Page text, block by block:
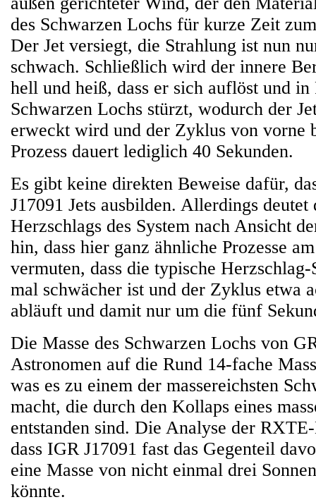
des Schwarzen Lochs für kurze Zeit
Der Jet versiegt, die Strahlung ist nun
schwach. Schließlich wird der innere
hell und heiß, dass er sich auflöst und in
Schwarzen Lochs stürzt, wodurch der
erweckt wird und der Zyklus von vorne
Prozess dauert lediglich 40 Sekunden.
Es gibt keine direkten Beweise dafür,
J17091 Jets ausbilden. Allerdings deutet
Herzschlags des System nach Ansicht
hin, dass hier ganz ähnliche Prozesse
vermuten, dass die typische
mal schwächer ist und der Zyklus etwa
abläuft und damit nur um die fünf
Die Masse des Schwarzen Lochs von
Astronomen auf die Rund 14-fache
was es zu einem der massereichsten
macht, die durch den Kollaps eines
entstanden sind. Die Analyse der
dass IGR J17091 fast das Gegenteil
eine Masse von nicht einmal drei
könnte.